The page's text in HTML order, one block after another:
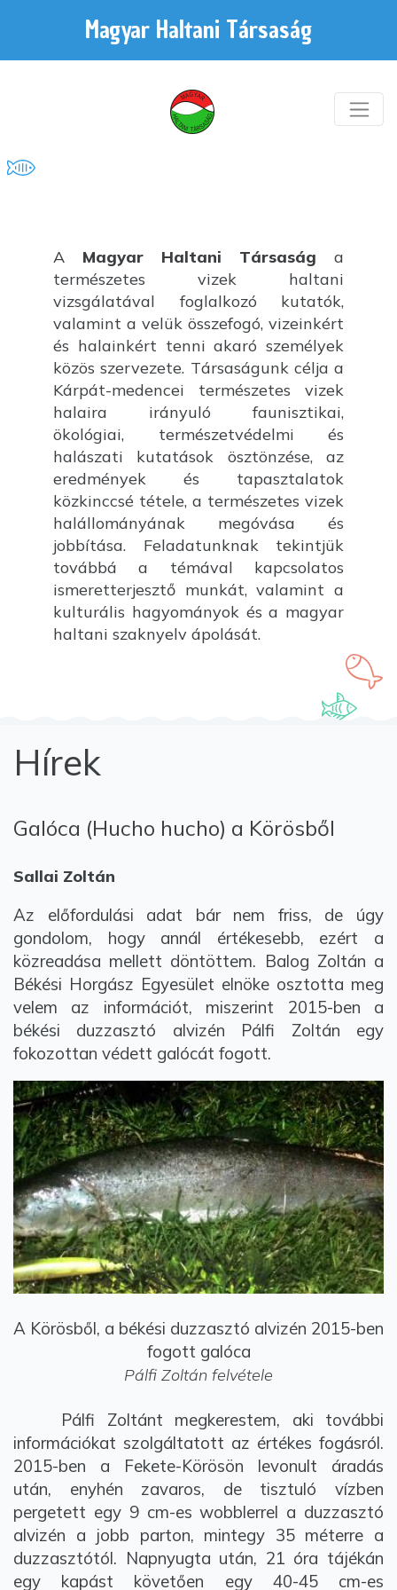
Magyar Haltani Társaság
A Magyar Haltani Társaság a
természetes vizek haltani
vizsgálatával foglalkozó kutatók,
valamint a velük összefogó, vizeinkért
és halainkért tenni akaró személyek
közös szervezete. Társaságunk célja a
Kárpát-medencei természetes vizek
halaira irányuló faunisztikai,
ökológiai, természetvédelmi és
halászati kutatások ösztönzése, az
eredmények és tapasztalatok
közkinccsé tétele, a természetes vizek
halállományának megóvása és
jobbítása. Feladatunknak tekintjük
továbbá a témával kapcsolatos
ismeretterjesztő munkát, valamint a
kulturális hagyományok és a magyar
haltani szaknyelv ápolását.
Hírek
Galóca (Hucho hucho) a Körösből
Sallai Zoltán
Az előfordulási adat bár nem friss, de úgy
gondolom, hogy annál értékesebb, ezért a
közreadása mellett döntöttem. Balog Zoltán a
Békési Horgász Egyesület elnöke osztotta meg
velem az információt, miszerint 2015-ben a
békési duzzasztó alvizén Pálfi Zoltán egy
fokozottan védett galócát fogott.
A Körösből, a békési duzzasztó alvizén 2015-ben
fogott galóca
Pálfi Zoltán felvétele
Pálfi Zoltánt megkerestem, aki további
információkat szolgáltatott az értékes fogásról.
2015-ben a Fekete-Körösön levonult áradás
után, enyhén zavaros, de tisztuló vízben
pergetett egy 9 cm-es wobblerrel a duzzasztó
alvizén a jobb parton, mintegy 35 méterre a
duzzasztótól. Napnyugta után, 21 óra tájékán
egy kapást követően egy 40-45 cm-es